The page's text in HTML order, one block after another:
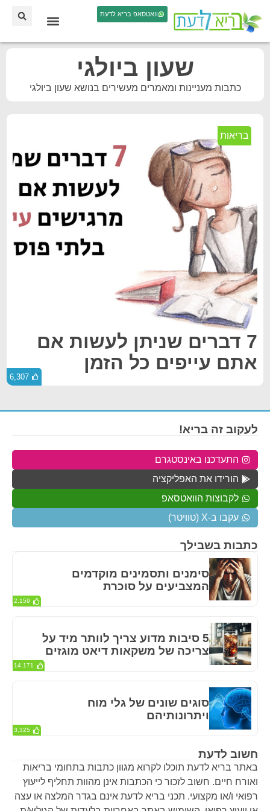
וואטסאפ בריא לדעת
שעון ביולגי
כתבות מעניינות ומאמרים מעשירים בנושא שעון ביולגי
בריאות
7 דברים שניתן לעשות אם
אתם עייפים כל הזמן
6,307
חשוב לדעת
באתר בריא לדעת תוכלו לקרוא מגוון כתבות בתחומי בריאות
ואורח חיים. חשוב לזכור כי הכתבות אינן מהוות תחליף לייעוץ
רפואי ו/או מקצועי. תכני בריא לדעת אינם בגדר המלצה או עצה
כתבות בשבילך
סימנים ותסמינים מוקדמים
המצביעים על סוכרת
2,159
5 סיבות מדוע צריך לוותר מיד על
צריכה של משקאות דיאט מוגזים
14,171
סוגים שונים של גלי מוח
ויתרונותיהם
3,325
לעקוב זה בריא!
התעדכנו באינסטגרם
הורידו את האפליקציה
לקבוצות הוואטסאפ
עקבו ב-X (טוויטר)